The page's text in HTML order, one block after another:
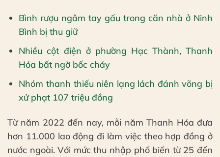
Bình rượu ngâm tay gấu trong căn nhà ở Ninh
Bình bị thu giữ
Nhiều cột điện ở phường Hạc Thành, Thanh
Hóa bất ngờ bốc cháy
Nhóm thanh thiếu niên lạng lách đánh võng bị
xử phạt 107 triệu đồng
Từ năm 2022 đến nay, mỗi năm Thanh Hóa đưa
hơn 11.000 lao động đi làm việc theo hợp đồng ở
nước ngoài. Với mức thu nhập phổ biến từ 25 đến